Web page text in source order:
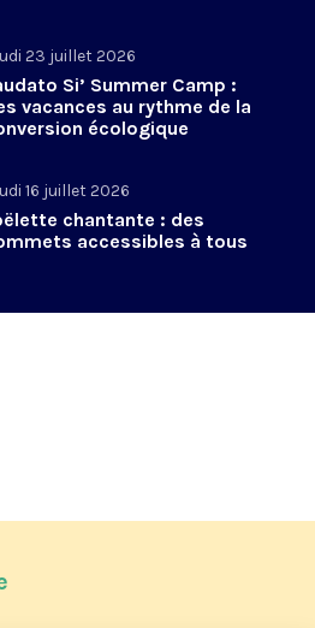
23 juillet 2026
Si’ Summer Camp :
vacances au rythme de la
écologique
16 juillet 2026
chantante : des
accessibles à tous